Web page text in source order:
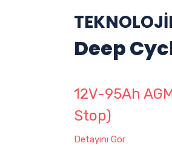
Deep
12V-95Ah
Stop)
Detayını Gör